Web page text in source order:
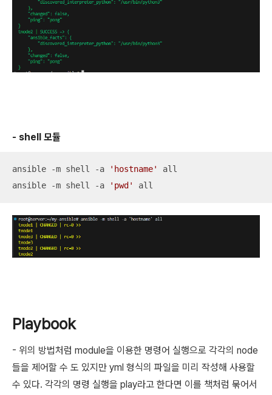
- shell 모듈
ansible -m shell -a 'hostname'
all
ansible -m shell -a
'pwd' all
Playbook
- 위의 방법처럼 module을 이용한 명령어 실행으로 각각의 node
들을 제어할 수 도 있지만 yml 형식의 파일을 미리 작성해 사용할
수 있다. 각각의 명령 실행을 play라고 한다면 이를 책처럼 묶어서